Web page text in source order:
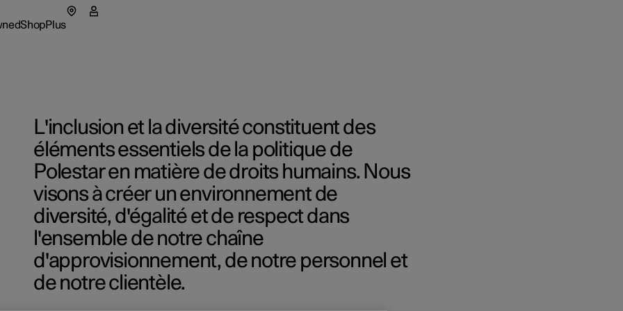
ShopPlus
préconfigurées
préconfigurées
préconfigurées
dans une nouvelle fenêtre)
Flotte et entreprise
Comment acheter
Méthodes de financement
de Polestar
à la newsletter
L'inclusion et la diversité constituent des
éléments essentiels de la politique de
Polestar en matière de droits humains. Nous
visons à créer un environnement de
diversité, d'égalité et de respect dans
l'ensemble de notre chaîne
d'approvisionnement, de notre personnel et
de notre clientèle.